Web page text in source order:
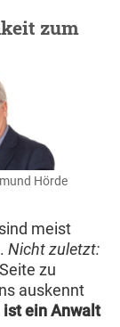
zum
Hörde
meist
Nicht zuletzt:
zu
auskennt
ein Anwalt